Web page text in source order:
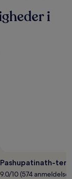
om
standardpriseni
Pashupatinath-
9.0/10 (574